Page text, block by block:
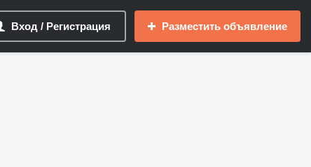
Вход / Регистрация Разместить объявление